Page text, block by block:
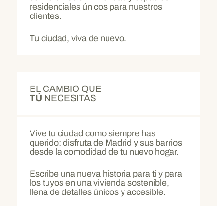
residenciales únicos para nuestros
clientes.
Tu ciudad, viva de nuevo.
EL CAMBIO QUE
TÚ NECESITAS
Vive tu ciudad como siempre has
querido: disfruta de Madrid y sus barrios
desde la comodidad de tu nuevo hogar.
Escribe una nueva historia para ti y para
los tuyos en una vivienda sostenible,
llena de detalles únicos y accesible.